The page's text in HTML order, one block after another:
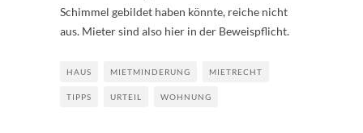
Schimmel gebildet haben könnte, reiche nicht
aus. Mieter sind also hier in der Beweispflicht.
HAUS MIETMINDERUNG MIETRECHT
TIPPS URTEIL WOHNUNG